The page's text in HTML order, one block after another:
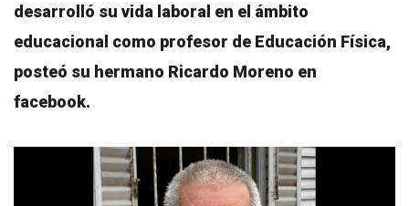
desarrolló su vida laboral en el ámbito
educacional como profesor de Educación Física,
posteó su hermano Ricardo Moreno en
facebook.